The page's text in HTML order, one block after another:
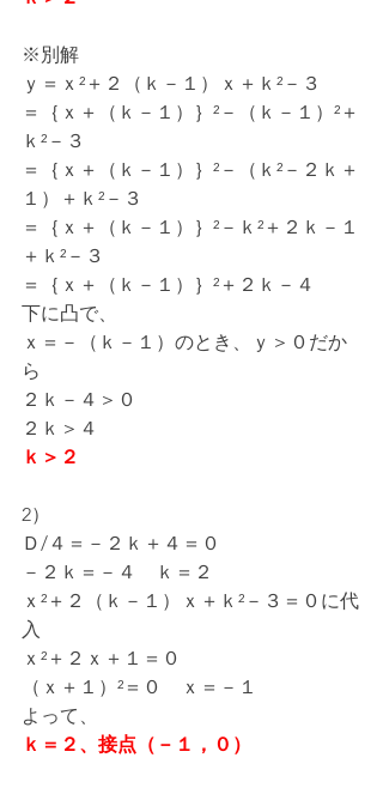
※別解
ｙ＝ｘ²＋２（ｋ－１）ｘ＋ｋ²－３
＝｛ｘ＋（ｋ－１）｝²－（ｋ－１）²＋
ｋ²－３
＝｛ｘ＋（ｋ－１）｝²－（ｋ²－２ｋ＋
１）＋ｋ²－３
＝｛ｘ＋（ｋ－１）｝²－ｋ²＋２ｋ－１
＋ｋ²－３
＝｛ｘ＋（ｋ－１）｝²＋２ｋ－４
下に凸で、
ｘ＝－（ｋ－１）のとき、ｙ＞０だか
ら
２ｋ－４＞０
２ｋ＞４
ｋ＞２
2）
Ｄ/４＝－２ｋ＋４＝０
－２ｋ＝－４　ｋ＝２
ｘ²＋２（ｋ－１）ｘ＋ｋ²－３＝０に代
入
ｘ²＋２ｘ＋１＝０
（ｘ＋１）²＝０　ｘ＝－１
よって、
ｋ＝２、接点（－１，０）